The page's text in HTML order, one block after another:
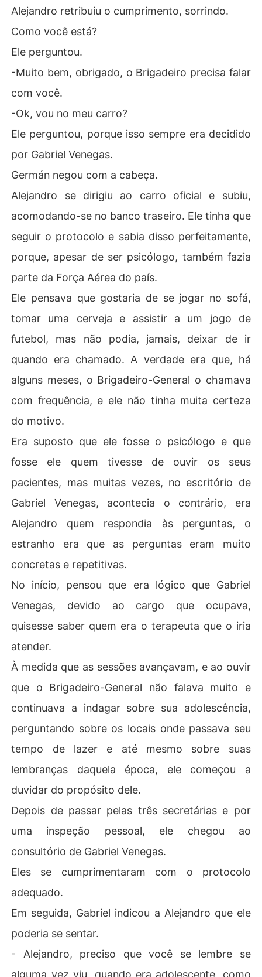
em o passado, a atração entre eles se torna muito fort
e, e tudo se desenrola...
Alejandro percebe que ela é a mulher que ele estava pr
ocurando, então o portal se abre e a vida começa em o
utra dimensão.
Alejandro retribuiu o cumprimento, sorrindo.
Como você está?
Ele perguntou.
-Muito bem, obrigado, o Brigadeiro precisa falar
com você.
-Ok, vou no meu carro?
Ele perguntou, porque isso sempre era decidido
por Gabriel Venegas.
Germán negou com a cabeça.
Alejandro se dirigiu ao carro oficial e subiu,
acomodando-se no banco traseiro. Ele tinha que
seguir o protocolo e sabia disso perfeitamente,
porque, apesar de ser psicólogo, também fazia
parte da Força Aérea do país.
Ele pensava que gostaria de se jogar no sofá,
tomar uma cerveja e assistir a um jogo de
futebol, mas não podia, jamais, deixar de ir
quando era chamado. A verdade era que, há
alguns meses, o Brigadeiro-General o chamava
com frequência, e ele não tinha muita certeza
do motivo.
Era suposto que ele fosse o psicólogo e que
fosse ele quem tivesse de ouvir os seus
pacientes, mas muitas vezes, no escritório de
Gabriel Venegas, acontecia o contrário, era
Alejandro quem respondia às perguntas, o
estranho era que as perguntas eram muito
concretas e repetitivas.
No início, pensou que era lógico que Gabriel
Venegas, devido ao cargo que ocupava,
quisesse saber quem era o terapeuta que o iria
atender.
À medida que as sessões avançavam, e ao ouvir
que o Brigadeiro-General não falava muito e
continuava a indagar sobre sua adolescência,
perguntando sobre os locais onde passava seu
tempo de lazer e até mesmo sobre suas
lembranças daquela época, ele começou a
duvidar do propósito dele.
Depois de passar pelas três secretárias e por
uma inspeção pessoal, ele chegou ao
consultório de Gabriel Venegas.
Eles se cumprimentaram com o protocolo
adequado.
Em seguida, Gabriel indicou a Alejandro que ele
poderia se sentar.
- Alejandro, preciso que você se lembre se
alguma vez viu, quando era adolescente, como